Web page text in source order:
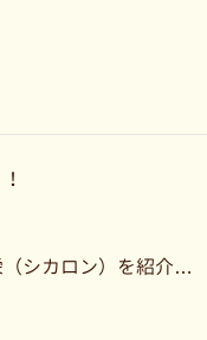
シカロン）を紹介…